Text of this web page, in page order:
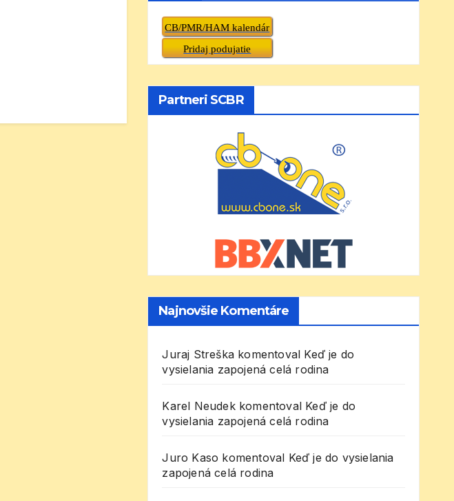
CB/PMR/HAM kalendár
Pridaj podujatie
Partneri SCBR
Najnovšie Komentáre
Juraj Streškakomentoval Keď je do
vysielania zapojená celá rodina
Karel Neudekkomentoval Keď je do
vysielania zapojená celá rodina
Juro Kaso komentoval Keď je do vysielania
zapojená celá rodina